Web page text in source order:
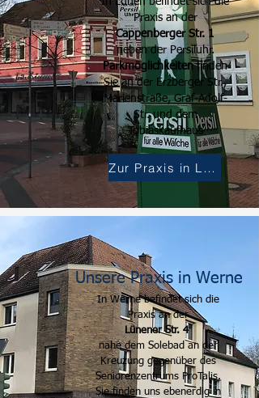
Praxis an der
Cappenberger Str. 1
neben der Persiluhr.
Parkmöglichkeitenfinden
Sie an der Erzberger Str.,
Marienstraße, Graf-Adolf-
Str. und dem
Tobiaskaufhaus
Zur Praxis in Lünen
In Werne befindet sich die
Praxisan der
Lünener Str. 4
nahe dem Solebad an der
Kreuzung gegenüber des
Seniorenzentrums ProTalis.
Sie finden uns ebenerdig in
Unsere Praxis in Werne